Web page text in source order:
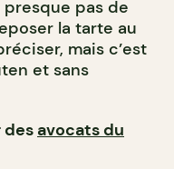
presque pas de
la tarte au
mais c’est
et sans
des avocats du